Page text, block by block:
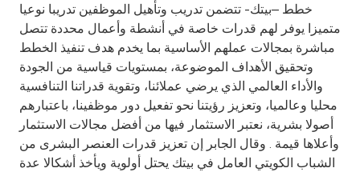
خطط –بيتك- تتضمن تدريب وتأهيل الموظفين تدريبا نوعيا
متميزا يوفر لهم قدرات خاصة في أنشطة وأعمال محددة تتصل
مباشرة بمجالات عملهم الأساسية بما يخدم هدف تنفيذ الخطط
وتحقيق الأهداف الموضوعة، بمستويات قياسية من الجودة
والأداء العالمي الذي يرضي عملائنا، وتقوية قدراتنا التنافسية
محليا وعالميا، وتعزيز رؤيتنا نحو تفعيل دور موظفينا، باعتبارهم
أصولا بشرية، نعتبر الاستثمار فيها من أفضل مجالات الاستثمار
وأعلاها قيمة . وقال الجابر إن تعزيز قدرات العنصر البشرى من
الشباب الكويتي العامل في بيتك يحتل أولوية ويأخذ أشكالا عدة